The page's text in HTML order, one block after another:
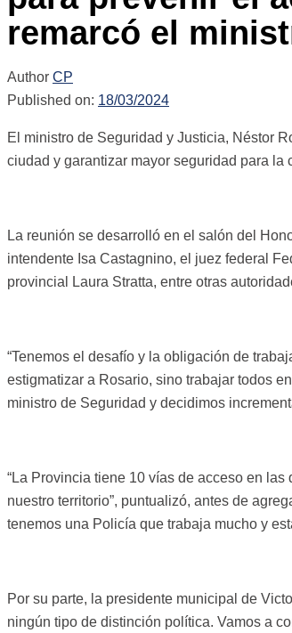
remarcó el
Author CP
Published on: 18/03/2024
El ministro de Seguridad y Justicia, Néstor
ciudad y garantizar mayor seguridad para la
La reunión se desarrolló en el salón del
intendente Isa Castagnino, el juez federal
provincial Laura Stratta, entre otras
“Tenemos el desafío y la obligación de
estigmatizar a Rosario, sino trabajar todos
ministro de Seguridad y decidimos
“La Provincia tiene 10 vías de acceso en
nuestro territorio”, puntualizó, antes de
tenemos una Policía que trabaja mucho y
Por su parte, la presidente municipal de
ningún tipo de distinción política. Vamos a